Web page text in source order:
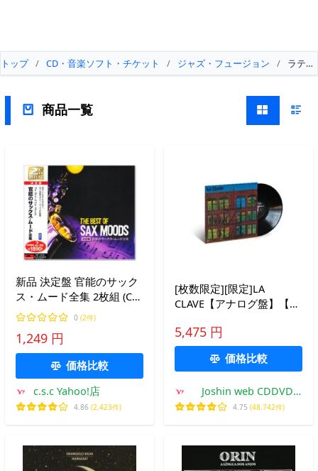
トップ / CD・音楽ソフト・チケット / ジャズ・フュージョン / ラテ
商品一覧
新品 決定盤 官能のサック
ス・ムード全集 2枚組 (CD)
SET-1018
0 (2件)
1,249 円
価格比較
c.s.c Yahoo!店
4.86 (2,423件)
[枚数限定][限定]LA
CLAVE【アナログ盤】【輸
[ETC]【返品種別A】
5,475 円
価格比較
Joshin web CDDVD
Yahoo!店
4.75 (48,742件)